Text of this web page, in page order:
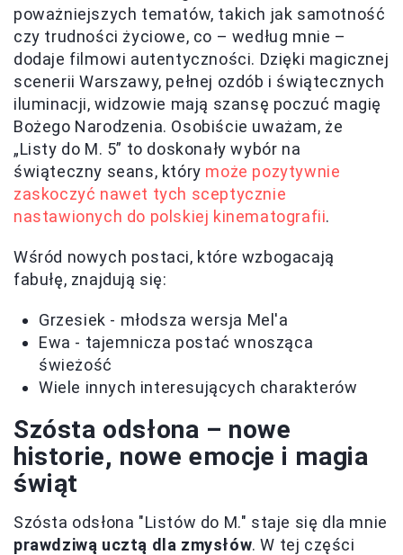
poważniejszych tematów, takich jak samotność
czy trudności życiowe, co – według mnie –
dodaje filmowi autentyczności. Dzięki magicznej
scenerii Warszawy, pełnej ozdób i świątecznych
iluminacji, widzowie mają szansę poczuć magię
Bożego Narodzenia. Osobiście uważam, że
„Listy do M. 5” to doskonały wybór na
świąteczny seans, który może pozytywnie
zaskoczyć nawet tych sceptycznie
nastawionych do polskiej kinematografii.
Wśród nowych postaci, które wzbogacają
fabułę, znajdują się:
Grzesiek - młodsza wersja Mel'a
Ewa - tajemnicza postać wnosząca
świeżość
Wiele innych interesujących charakterów
Szósta odsłona – nowe
historie, nowe emocje i magia
świąt
Szósta odsłona "Listów do M." staje się dla mnie
prawdziwą ucztą dla zmysłów. W tej części